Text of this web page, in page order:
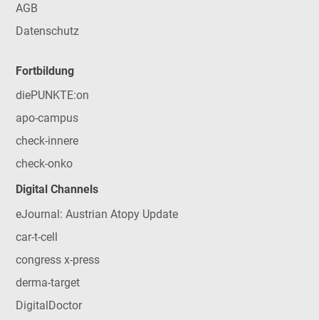
AGB
Datenschutz
Fortbildung
diePUNKTE:on
apo-campus
check-innere
check-onko
Digital Channels
eJournal: Austrian Atopy Update
car-t-cell
congress x-press
derma-target
DigitalDoctor